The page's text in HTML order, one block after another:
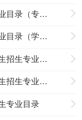
大连医科大学2014年硕士研究生专业目录（专业型）
大连医科大学2014年硕士研究生专业目录（学术型）
大连医科大学2013年专业硕士研究生招生专业目录
大连医科大学2013年学术硕士研究生招生专业目录
专业目录